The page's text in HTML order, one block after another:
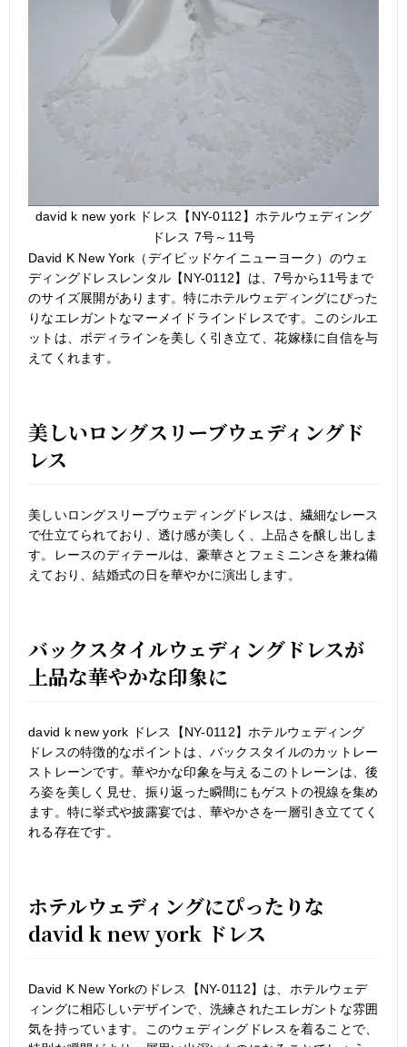
david k new york ドレス【NY-0112】ホテルウェディング
ドレス 7号～11号
David K New York（デイビッドケイニューヨーク）のウェ
ディングドレスレンタル【NY-0112】は、7号から11号まで
のサイズ展開があります。特にホテルウェディングにぴった
りなエレガントなマーメイドラインドレスです。このシルエ
ットは、ボディラインを美しく引き立て、花嫁様に自信を与
えてくれます。
美しいロングスリーブウェディングド
レス
美しいロングスリーブウェディングドレスは、繊細なレース
で仕立てられており、透け感が美しく、上品さを醸し出しま
す。レースのディテールは、豪華さとフェミニンさを兼ね備
えており、結婚式の日を華やかに演出します。
バックスタイルウェディングドレスが
上品な華やかな印象に
david k new york ドレス【NY-0112】ホテルウェディング
ドレスの特徴的なポイントは、バックスタイルのカットレー
ストレーンです。華やかな印象を与えるこのトレーンは、後
ろ姿を美しく見せ、振り返った瞬間にもゲストの視線を集め
ます。特に挙式や披露宴では、華やかさを一層引き立ててく
れる存在です。
ホテルウェディングにぴったりな
david k new york ドレス
David K New Yorkのドレス【NY-0112】は、ホテルウェデ
ィングに相応しいデザインで、洗練されたエレガントな雰囲
気を持っています。このウェディングドレスを着ることで、